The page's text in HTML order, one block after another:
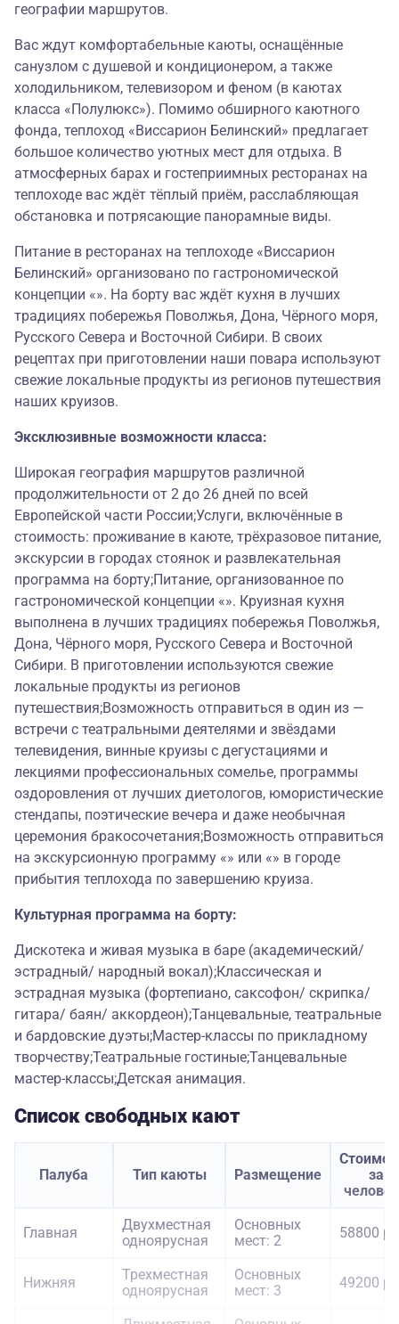
географии маршрутов.
Вас ждут комфортабельные каюты, оснащённые
санузлом с душевой и кондиционером, а также
холодильником, телевизором и феном (в каютах
класса «Полулюкс»). Помимо обширного каютного
фонда, теплоход «Виссарион Белинский» предлагает
большое количество уютных мест для отдыха. В
атмосферных барах и гостеприимных ресторанах на
теплоходе вас ждёт тёплый приём, расслабляющая
обстановка и потрясающие панорамные виды.
Питание в ресторанах на теплоходе «Виссарион
Белинский» организовано по гастрономической
концепции «». На борту вас ждёт кухня в лучших
традициях побережья Поволжья, Дона, Чёрного моря,
Русского Севера и Восточной Сибири. В своих
рецептах при приготовлении наши повара используют
свежие локальные продукты из регионов путешествия
наших круизов.
Эксклюзивные возможности класса:
Широкая география маршрутов различной
продолжительности от 2 до 26 дней по всей
Европейской части России;Услуги, включённые в
стоимость: проживание в каюте, трёхразовое питание,
экскурсии в городах стоянок и развлекательная
программа на борту;Питание, организованное по
гастрономической концепции «». Круизная кухня
выполнена в лучших традициях побережья Поволжья,
Дона, Чёрного моря, Русского Севера и Восточной
Сибири. В приготовлении используются свежие
локальные продукты из регионов
путешествия;Возможность отправиться в один из —
встречи с театральными деятелями и звёздами
телевидения, винные круизы с дегустациями и
лекциями профессиональных сомелье, программы
оздоровления от лучших диетологов, юмористические
стендапы, поэтические вечера и даже необычная
церемония бракосочетания;Возможность отправиться
на экскурсионную программу «» или «» в городе
прибытия теплохода по завершению круиза.
Культурная программа на борту:
Дискотека и живая музыка в баре (академический/
эстрадный/ народный вокал);Классическая и
эстрадная музыка (фортепиано, саксофон/ скрипка/
гитара/ баян/ аккордеон);Танцевальные, театральные
и бардовские дуэты;Мастер-классы по прикладному
творчеству;Театральные гостиные;Танцевальные
мастер-классы;Детская анимация.
Список свободных кают
Палуба Тип каюты Размещение
за
Главная
Двухместная
одноярусная
Основных
мест: 2
58800
Нижняя
Трехместная
одноярусная
Основных
мест: 3
49200